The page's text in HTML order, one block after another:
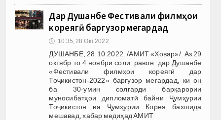
Дар Душанбе Фестивали филмҳои
кореягӣ баргузор мегардад
🕔 10:35, 28.Окт 2022
ДУШАНБЕ, 28.10.2022. /АМИТ «Ховар»/. Аз 29
октябр то 4 ноябри соли равон дар Душанбе
«Фестивали филмҳои кореягӣ дар
Тоҷикистон-2022» баргузор мегардад, ки он
ба 30-умин солгарди барқарории
муносибатҳои дипломатӣ байни Ҷумҳурии
Тоҷикистон ва Ҷумҳурии Корея бахшида
мешавад, хабар медиҳад АМИТ